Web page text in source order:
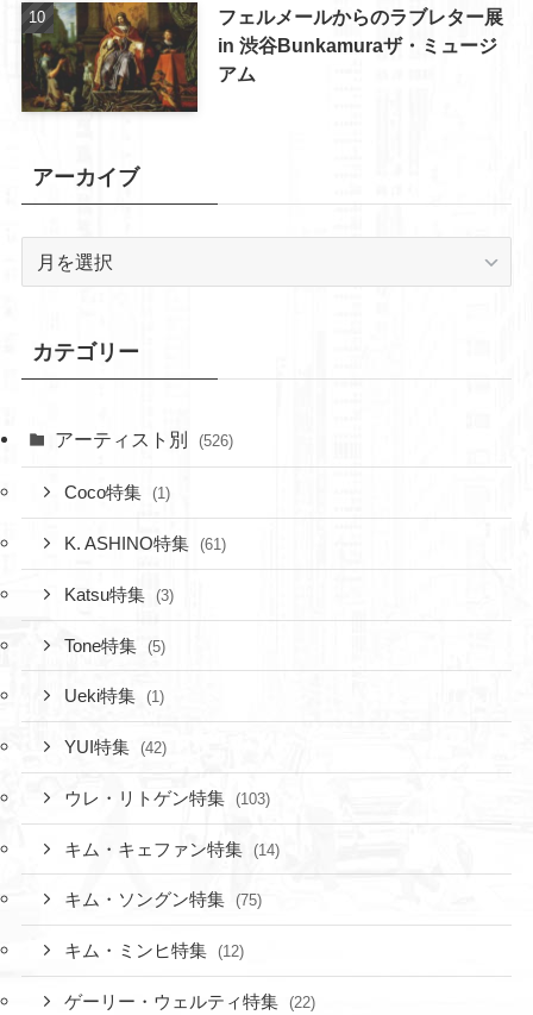
フェルメールからのラブレター展
in 渋谷Bunkamuraザ・ミュージ
アム
アーカイブ
ブ
カテゴリー
アーティスト別 (526)
Coco特集 (1)
K. ASHINO特集 (61)
Katsu特集 (3)
Tone特集 (5)
Ueki特集 (1)
YUI特集 (42)
ウレ・リトゲン特集 (103)
キム・キェファン特集 (14)
キム・ソングン特集 (75)
キム・ミンヒ特集 (12)
ゲーリー・ウェルティ特集 (22)